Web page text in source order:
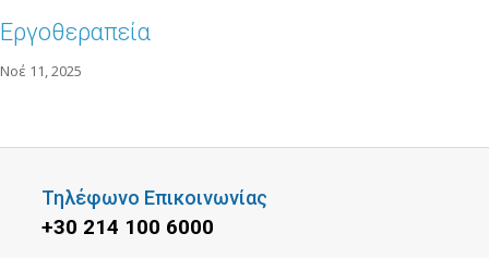
Εργοθεραπεία
Νοέ 11, 2025
Τηλέφωνο Επικοινωνίας
+30 214 100 6000